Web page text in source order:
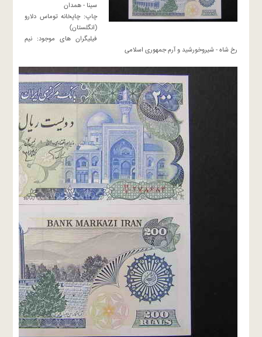
سينا - همدان
چاپ: چاپخانه توماس دلارو
(انگلستان)
فيليگران هاى موجود: نيم
رخ شاه - شيروخورشيد و آرم جمهورى اسلامى